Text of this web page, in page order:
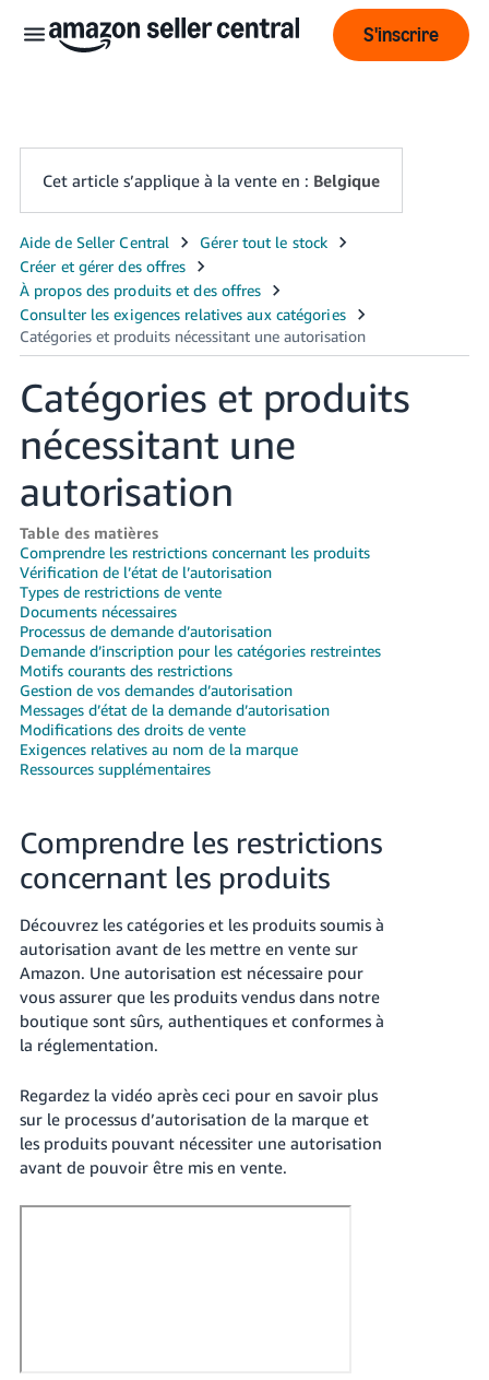
Français
BE
English
Login
S'inscrire
S'inscrire
Cet article s’applique à la vente en : Belgique
Catégories et produits
nécessitant une
autorisation
Table des matières
Comprendre les restrictions concernant les produits
Vérification de l’état de l’autorisation
Types de restrictions de vente
Documents nécessaires
Processus de demande d’autorisation
Demande d’inscription pour les catégories restreintes
Motifs courants des restrictions
Gestion de vos demandes d’autorisation
Messages d’état de la demande d’autorisation
Modifications des droits de vente
Exigences relatives au nom de la marque
Ressources supplémentaires
Comprendre les restrictions
concernant les produits
Découvrez les catégories et les produits soumis à
autorisation avant de les mettre en vente sur
Amazon. Une autorisation est nécessaire pour
vous assurer que les produits vendus dans notre
boutique sont sûrs, authentiques et conformes à
la réglementation.
Regardez la vidéo après ceci pour en savoir plus
sur le processus d’autorisation de la marque et
les produits pouvant nécessiter une autorisation
avant de pouvoir être mis en vente.